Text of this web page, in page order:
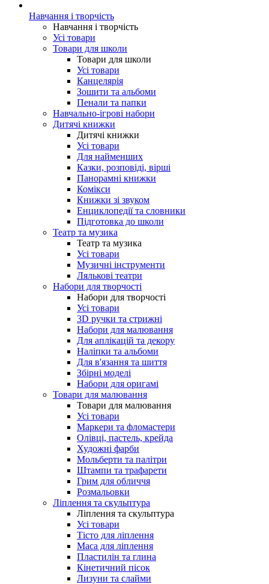
Навчання і творчість
Навчання і творчість
Усі товари
Товари для школи
Товари для школи
Усі товари
Канцелярія
Зошити та альбоми
Пенали та папки
Навчально-ігрові набори
Дитячі книжки
Дитячі книжки
Усі товари
Для найменших
Казки, розповіді, вірші
Панорамні книжки
Комікси
Книжки зі звуком
Енциклопедії та словники
Підготовка до школи
Театр та музика
Театр та музика
Усі товари
Музичні інструменти
Лялькові театри
Набори для творчості
Набори для творчості
Усі товари
3D ручки та стрижні
Набори для малювання
Для аплікацій та декору
Наліпки та альбоми
Для в'язання та шиття
Збірні моделі
Набори для оригамі
Товари для малювання
Товари для малювання
Усі товари
Маркери та фломастери
Олівці, пастель, крейда
Художні фарби
Мольберти та палітри
Штампи та трафарети
Грим для обличчя
Розмальовки
Ліплення та скульптура
Ліплення та скульптура
Усі товари
Тісто для ліплення
Маса для ліплення
Пластилін та глина
Кінетичний пісок
Лизуни та слайми